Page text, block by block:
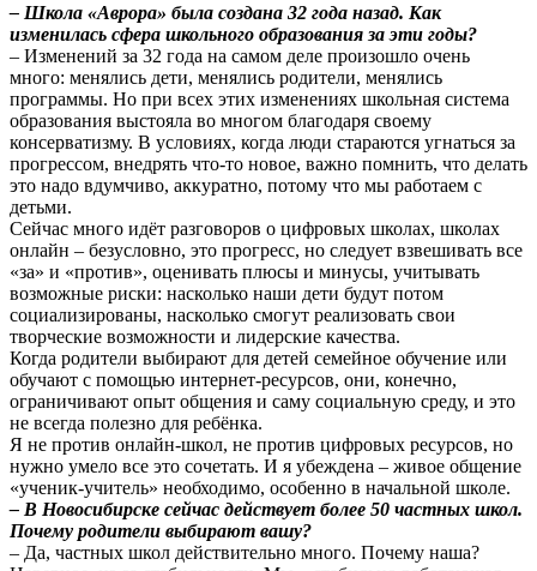
– Школа «Аврора» была создана 32 года назад. Как
изменилась сфера школьного образования за эти годы?
– Изменений за 32 года на самом деле произошло очень
много: менялись дети, менялись родители, менялись
программы. Но при всех этих изменениях школьная система
образования выстояла во многом благодаря своему
консерватизму. В условиях, когда люди стараются угнаться за
прогрессом, внедрять что-то новое, важно помнить, что делать
это надо вдумчиво, аккуратно, потому что мы работаем с
детьми.
Сейчас много идёт разговоров о цифровых школах, школах
онлайн – безусловно, это прогресс, но следует взвешивать все
«за» и «против», оценивать плюсы и минусы, учитывать
возможные риски: насколько наши дети будут потом
социализированы, насколько смогут реализовать свои
творческие возможности и лидерские качества.
Когда родители выбирают для детей семейное обучение или
обучают с помощью интернет-ресурсов, они, конечно,
ограничивают опыт общения и саму социальную среду, и это
не всегда полезно для ребёнка.
Я не против онлайн-школ, не против цифровых ресурсов, но
нужно умело все это сочетать. И я убеждена – живое общение
«ученик-учитель» необходимо, особенно в начальной школе.
– В Новосибирске сейчас действует более 50 частных школ.
Почему родители выбирают вашу?
– Да, частных школ действительно много. Почему наша?